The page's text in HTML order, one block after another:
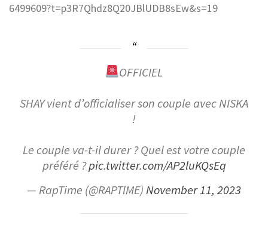
6499609?t=p3R7Qhdz8Q20JBlUDB8sEw&s=19
OFFICIEL
SHAY vient d’officialiser son couple avec NISKA
!
Le couple va-t-il durer ? Quel est votre couple
préféré ?pic.twitter.com/AP2luKQsEq
— RapTime (@RAPTlME)November 11, 2023